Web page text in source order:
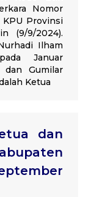
Nomor
KPU Provinsi
(9/9/2024).
Ilham
Januar
dan Gumilar
Ketua
dan